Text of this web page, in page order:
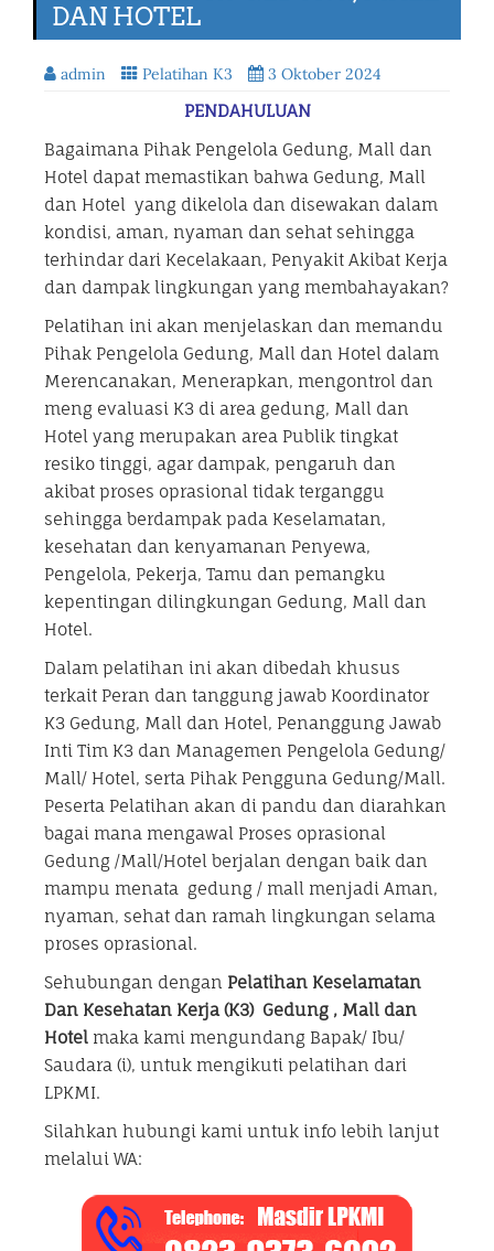
DAN HOTEL
admin Pelatihan K3 3 Oktober 2024
PENDAHULUAN
Bagaimana Pihak Pengelola Gedung, Mall dan
Hotel dapat memastikan bahwa Gedung, Mall
dan Hotel yang dikelola dan disewakan dalam
kondisi, aman, nyaman dan sehat sehingga
terhindar dari Kecelakaan, Penyakit Akibat Kerja
dan dampak lingkungan yang membahayakan?
Pelatihan ini akan menjelaskan dan memandu
Pihak Pengelola Gedung, Mall dan Hotel dalam
Merencanakan, Menerapkan, mengontrol dan
meng evaluasi K3 di area gedung, Mall dan
Hotel yang merupakan area Publik tingkat
resiko tinggi, agar dampak, pengaruh dan
akibat proses oprasional tidak terganggu
sehingga berdampak pada Keselamatan,
kesehatan dan kenyamanan Penyewa,
Pengelola, Pekerja, Tamu dan pemangku
kepentingan dilingkungan Gedung, Mall dan
Hotel.
Dalam pelatihan ini akan dibedah khusus
terkait Peran dan tanggung jawab Koordinator
K3 Gedung, Mall dan Hotel, Penanggung Jawab
Inti Tim K3 dan Managemen Pengelola Gedung/
Mall/ Hotel, serta Pihak Pengguna Gedung/Mall.
Peserta Pelatihan akan di pandu dan diarahkan
bagai mana mengawal Proses oprasional
Gedung /Mall/Hotel berjalan dengan baik dan
mampu menata gedung / mall menjadi Aman,
nyaman, sehat dan ramah lingkungan selama
proses oprasional.
Sehubungan dengan Pelatihan Keselamatan
Dan Kesehatan Kerja (K3) Gedung , Mall dan
Hotel maka kami mengundang Bapak/ Ibu/
Saudara (i), untuk mengikuti pelatihan dari
LPKMI.
Silahkan hubungi kami untuk info lebih lanjut
melalui WA: